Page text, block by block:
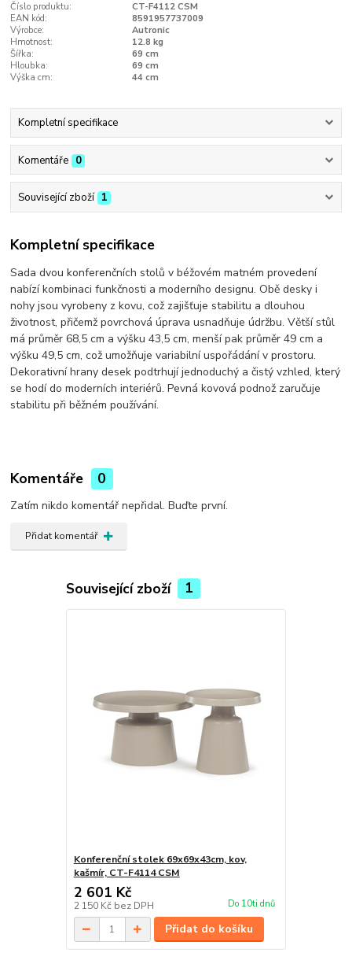
Číslo produktu:
CT-F4112 CSM
EAN kód:
8591957737009
Výrobce:
Autronic
Hmotnost:
12.8 kg
Šířka:
69 cm
Hloubka:
69 cm
Výška cm:
44 cm
Kompletní specifikace
Komentáře 0
Související zboží 1
Kompletní specifikace
Sada dvou konferenčních stolů v béžovém matném provedení
nabízí kombinaci funkčnosti a moderního designu. Obě desky i
nohy jsou vyrobeny z kovu, což zajišťuje stabilitu a dlouhou
životnost, přičemž povrchová úprava usnadňuje údržbu. Větší stůl
má průměr 68,5 cm a výšku 43,5 cm, menší pak průměr 49 cm a
výšku 49,5 cm, což umožňuje variabilní uspořádání v prostoru.
Dekorativní hrany desek podtrhují jednoduchý a čistý vzhled, který
se hodí do moderních interiérů. Pevná kovová podnož zaručuje
stabilitu při běžném používání.
Komentáře 0
Zatím nikdo komentář nepřidal. Buďte první.
Přidat komentář
Související zboží 1
Konferenční stolek 69x69x43cm, kov,
kašmír, CT-F4114 CSM
2 601 Kč
2 150 Kč bez DPH Do 10ti dnů
Přidat do košíku